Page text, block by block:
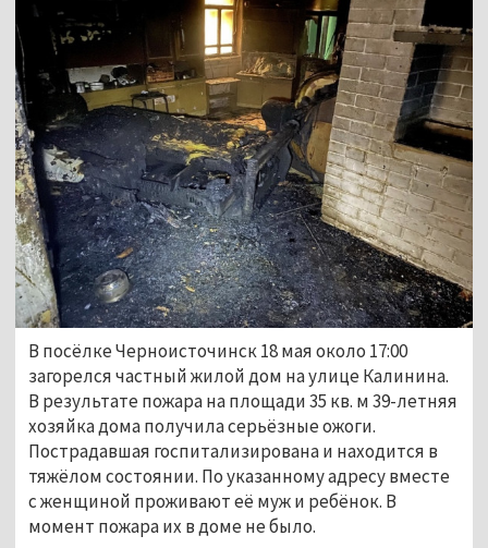
В посёлке Черноисточинск 18 мая около 17:00
загорелся частный жилой дом на улице Калинина.
В результате пожара на площади 35 кв. м 39-летняя
хозяйка дома получила серьёзные ожоги.
Пострадавшая госпитализирована и находится в
тяжёлом состоянии. По указанному адресу вместе
с женщиной проживают её муж и ребёнок. В
момент пожара их в доме не было.